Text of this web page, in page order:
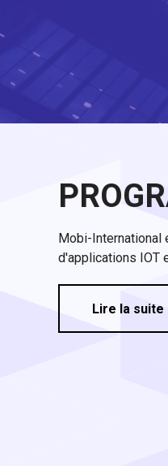
Mobi-International
d'applications IOT
Lire la suite